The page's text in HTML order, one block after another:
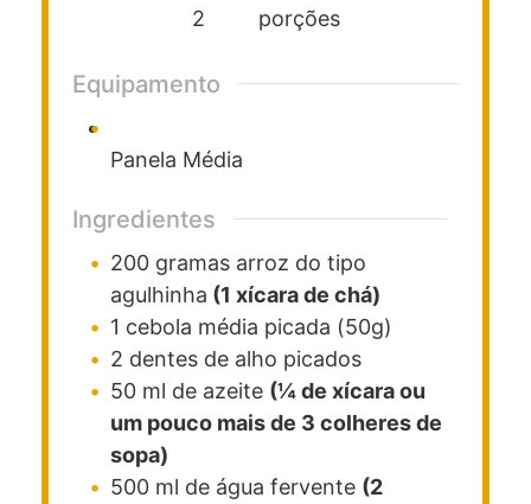
2
porções
Equipamento
Panela Média
Ingredientes
200 gramas arroz do tipo
agulhinha (1 xícara de chá)
1 cebola média picada (50g)
2 dentes de alho picados
50 ml de azeite (¼ de xícara ou
um pouco mais de 3 colheres de
sopa)
500 ml de água fervente (2